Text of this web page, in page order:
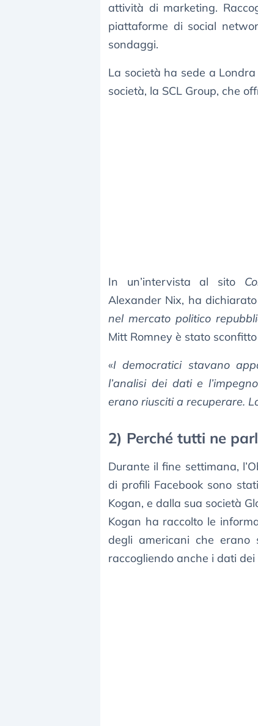
attività di marketing.
piattaforme di social
sondaggi.
La società ha sede a
società, la SCL Group, che
In un’intervista al sito
Alexander Nix, ha
nel mercato politico
Mitt Romney è stato
«I democratici stavano
l’analisi dei dati e
erano riusciti a recuperare.
2) Perché tutti ne
Durante il fine settimana,
di profili Facebook sono
Kogan, e dalla sua società
Kogan ha raccolto le
degli americani che
raccogliendo anche i dati dei